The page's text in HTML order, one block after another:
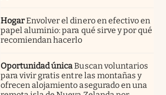
HogarEnvolver el dinero en efectivo en
papel aluminio: para qué sirve y por qué
recomiendan hacerlo
Oportunidad únicaBuscan voluntarios
para vivir gratis entre las montañas y
ofrecen alojamiento asegurado en una